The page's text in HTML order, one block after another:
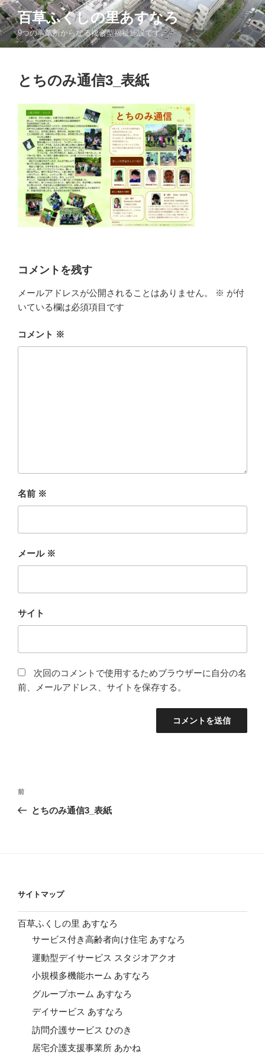
コ
ン
テ
ン
百草ふくしの里あすなろ
9つの事業所からなる複合型福祉施設です。
とちのみ通信3_表紙
コメントを残す
メールアドレスが公開されることはありません。 ※ が付
いている欄は必須項目です
コメント ※
名前 ※
メール ※
サイト
次回のコメントで使用するためブラウザーに自分の名
前、メールアドレス、サイトを保存する。
投
ナ
ョ
ン
前
の
前
とちのみ通信3_表紙
サイトマップ
百草ふくしの里 あすなろ
サービス付き高齢者向け住宅 あすなろ
運動型デイサービス スタジオアクオ
小規模多機能ホーム あすなろ
グループホーム あすなろ
デイサービス あすなろ
訪問介護サービス ひのき
居宅介護支援事業所 あかね